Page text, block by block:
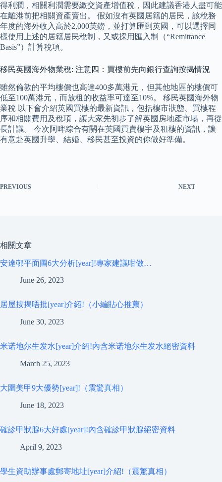
得利潤，相關利潤需要繳交資產增值稅，因此建議香港人盡可能
在離港前把相關資產賣出。 假如沒有英國居籍的居民，該稅務
年度的海外收入高於2,000英鎊，並打算匯到英國，可以選擇同
樣使用上述的居籍居民稅制，又或採用匯入制（“Remittance
Basis”）計算稅項。
移民英國海外物業稅: 注意四：買樓前先向銀行查詢按揭情況
雖然倫敦的平均樓價也高達400多萬港元，但其他地區的樓價可
低至100萬港元，而放租的收益率可達至10%。 移民英國海外物
業稅 以下會介紹英國買樓的最新資訊，包括樓市狀態、買樓程
序和相關費用及稅項，讓大家先初步了解英國房地產市場，再從
長計議。 今次阿啤綜合有關在英國買賣樓宇及租樓的資訊，讓
有意赴英國升學、結婚、移民甚至投資的你做好準備。
PREVIOUS NEXT
相關文章
安達邨平面圖6大分析[year]!專家建議咁做…
June 26, 2023
居屋按揭唔批[year]介紹!（小編貼心推薦）
June 30, 2023
米诺地尔生发水[year]介紹!內含米诺地尔生发水絕密資料
March 25, 2023
大圍美甲9大優勢[year]!（震驚真相）
June 18, 2023
確診甲狀腺6大好處[year]!內含確診甲狀腺絕密資料
April 9, 2023
學生資助辦事處郵寄地址[year]介紹!（震驚真相）